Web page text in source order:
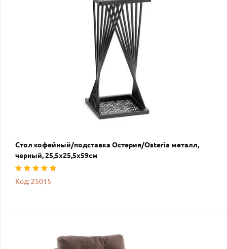
Стол кофейный/подставка Остерия/Osteria металл,
черный, 25,5х25,5х59см
Код: 25015